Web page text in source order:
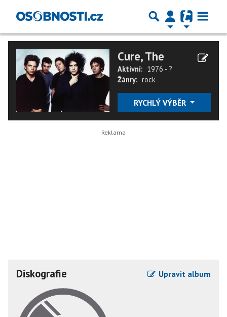
Cure, The
Aktivní: 1976 - ?
Žánry: rock
RYCHLÝ VÝBĚR
Diskografie Upravit album